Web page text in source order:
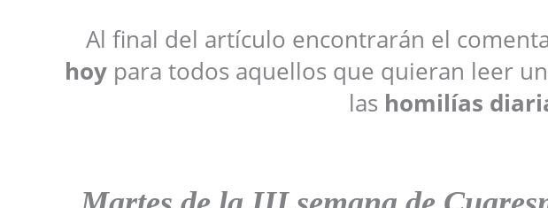
Al final del artículo encontrarán el
hoypara todos aquellos que quieran leer
las homilías